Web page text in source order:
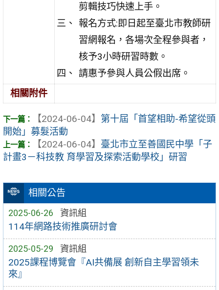
相關公告
2025-06-26 資訊組
114年網路技術推廣研討會
2025-05-29 資訊組
2025課程博覽會『AI共備展 創新自主學習領未
來』
剪輯技巧快速上手。
報名方式:即日起至臺北市教師研
習網報名，各場次全程參與者，
核予3小時研習時數。
請惠予參與人員公假出席。
相關附件
【2024-06-04】 第十屆「首望相助-希望從頭
開始」募髮活動
【2024-06-04】 臺北市立至善國民中學「子
計畫3－科技教 育學習及探索活動學校」研習